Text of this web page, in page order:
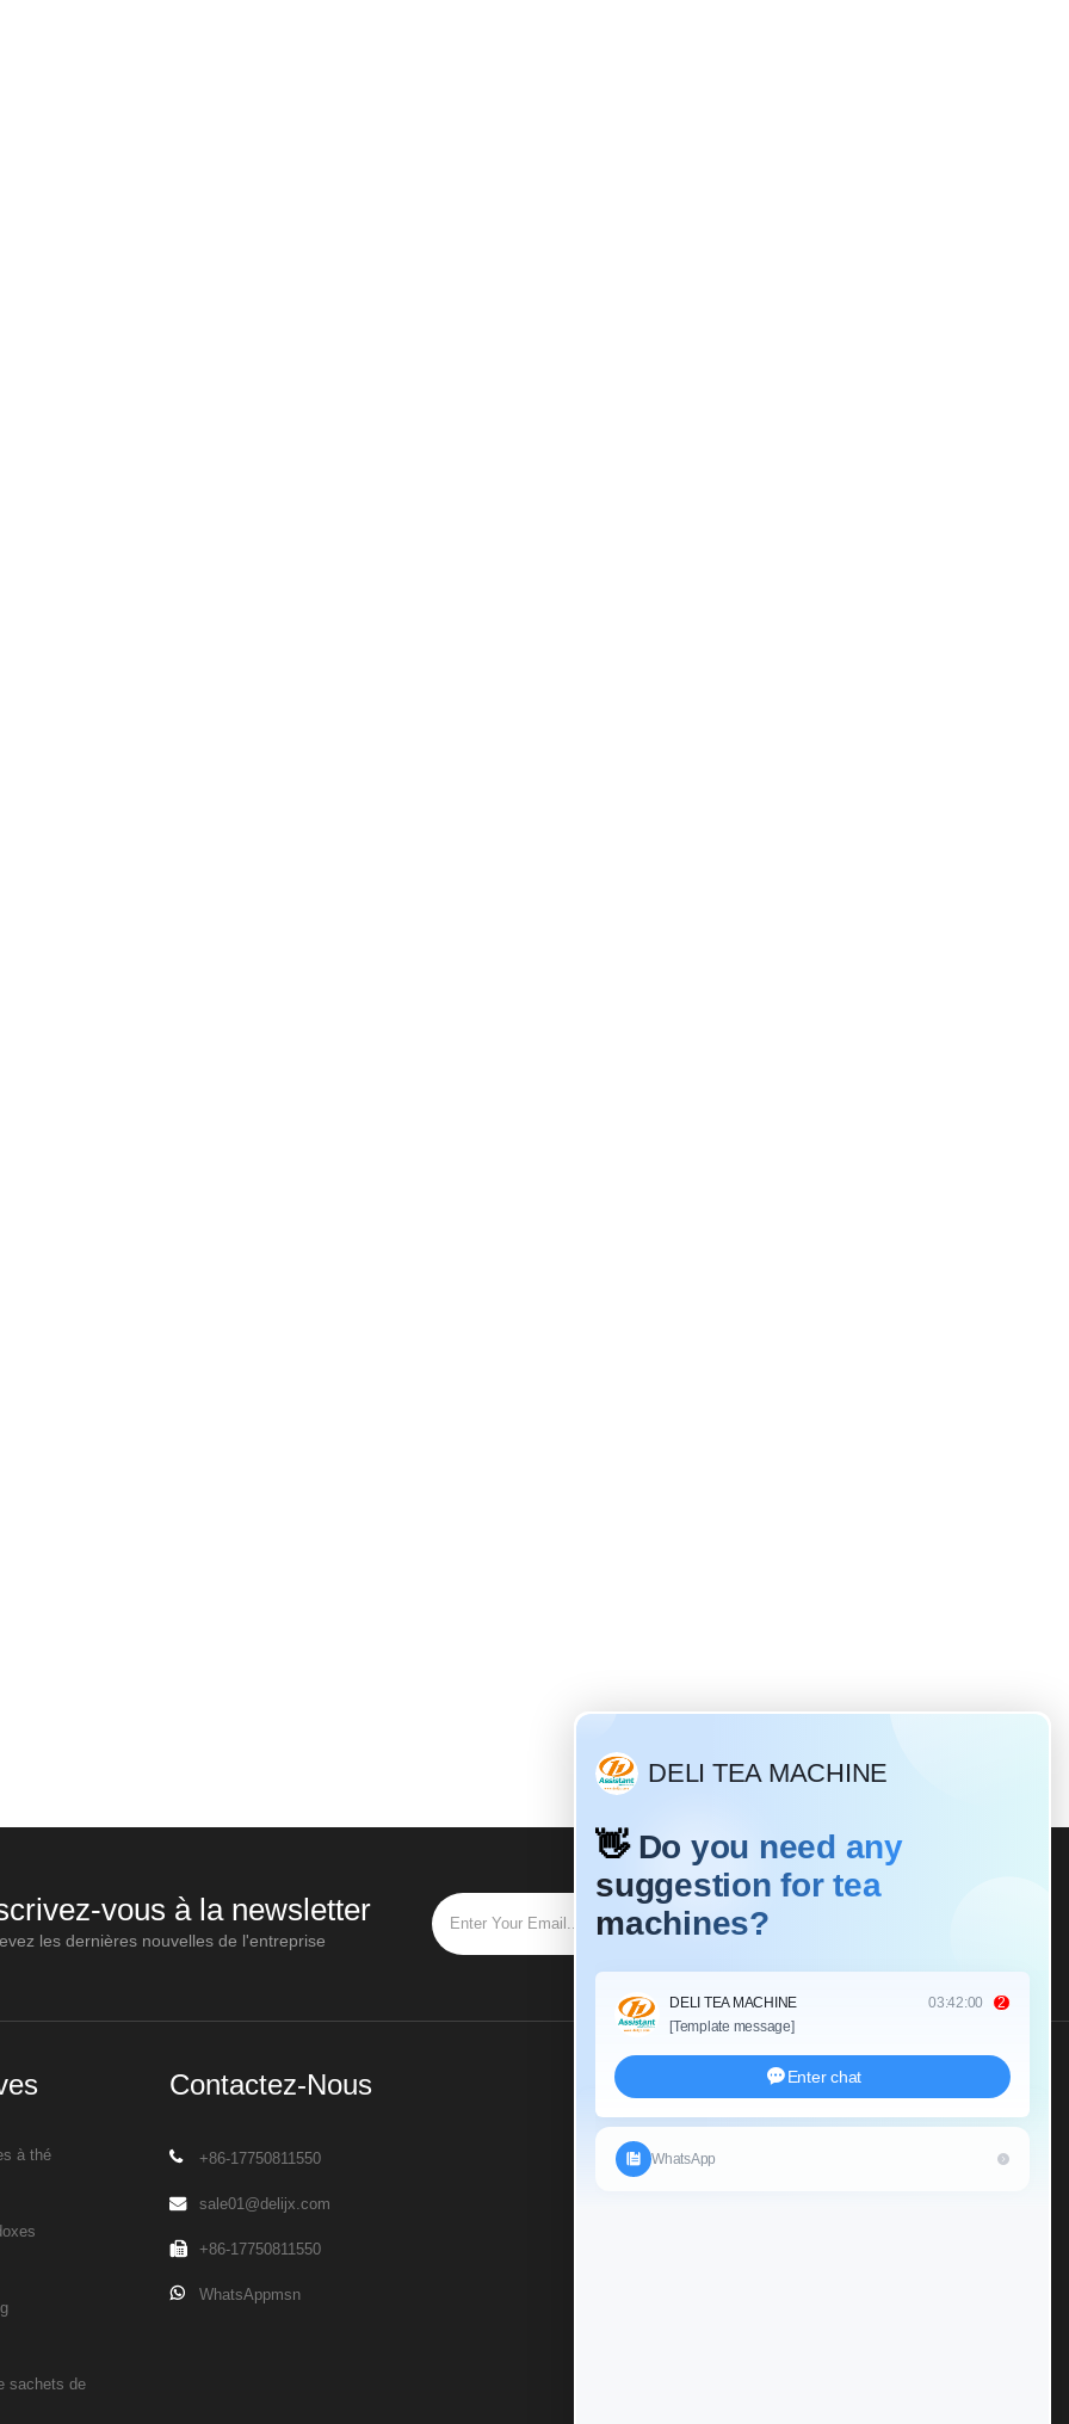
vous à la newsletter
les dernières nouvelles de l'entreprise
à thé
sachets de
Contactez-Nous
+86-17750811550
sale01@delijx.com
+86-17750811550
WhatsAppmsn
Send Us An Inquiry